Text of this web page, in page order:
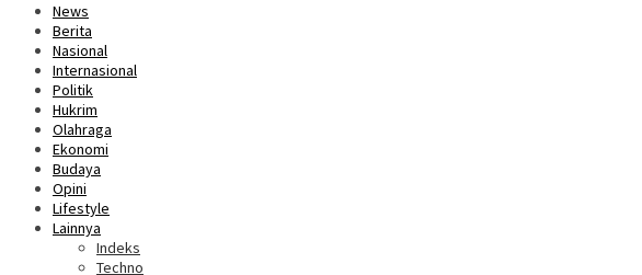
News
Berita
Nasional
Internasional
Politik
Hukrim
Olahraga
Ekonomi
Budaya
Opini
Lifestyle
Lainnya
Indeks
Techno